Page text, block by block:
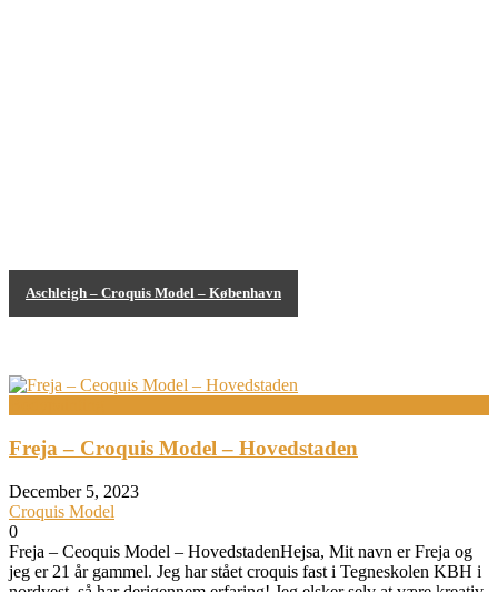
Aschleigh – Croquis Model – København
Freja – Croquis Model – Hovedstaden
December 5, 2023
Croquis Model
0
Freja – Ceoquis Model – HovedstadenHejsa, Mit navn er Freja og
jeg er 21 år gammel. Jeg har stået croquis fast i Tegneskolen KBH i